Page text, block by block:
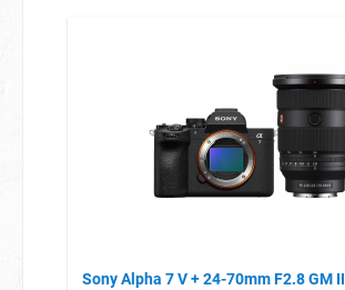
Sony Alpha 7 V + 24-70mm F2.8 GM II